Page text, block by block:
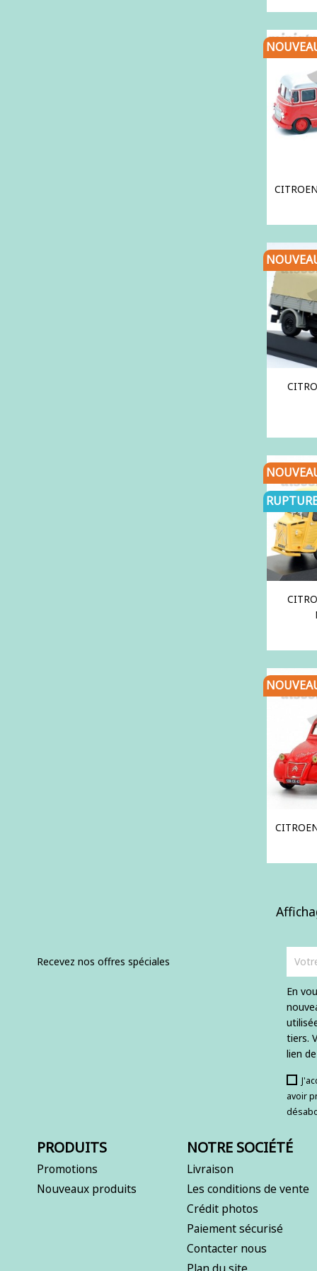
Recevez nos offres spéciales
En
tiers.
lien
avoir
PRODUITS
Promotions
Nouveaux produits
NOTRE SOCIÉTÉ
Livraison
Les conditions de vente
Crédit photos
Paiement sécurisé
Contacter nous